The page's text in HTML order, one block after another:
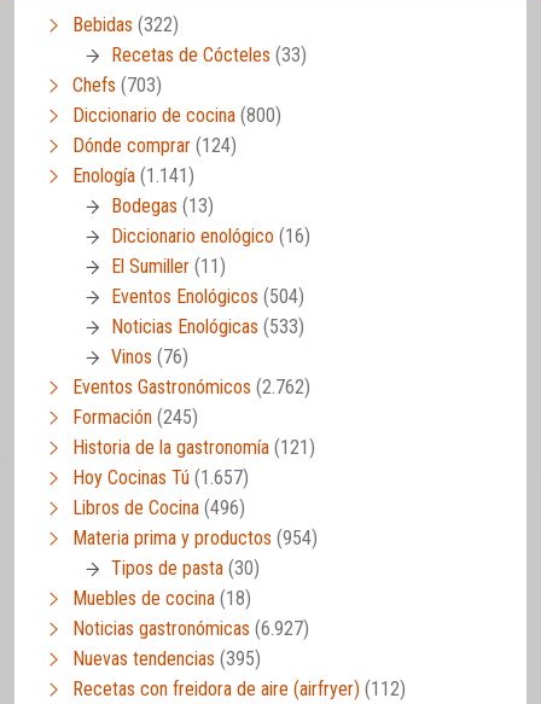
Bebidas (322)
Recetas de Cócteles (33)
Chefs (703)
Diccionario de cocina (800)
Dónde comprar (124)
Enología (1.141)
Bodegas (13)
Diccionario enológico (16)
El Sumiller (11)
Eventos Enológicos (504)
Noticias Enológicas (533)
Vinos (76)
Eventos Gastronómicos (2.762)
Formación (245)
Historia de la gastronomía (121)
Hoy Cocinas Tú (1.657)
Libros de Cocina (496)
Materia prima y productos (954)
Tipos de pasta (30)
Muebles de cocina (18)
Noticias gastronómicas (6.927)
Nuevas tendencias (395)
Recetas con freidora de aire (airfryer) (112)